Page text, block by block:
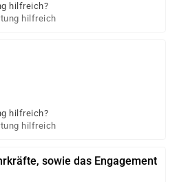
hilfreich?
hilfreich
hilfreich?
hilfreich
sowie das Engagement